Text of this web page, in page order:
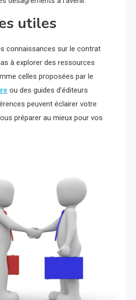
utiles
connaissances sur le contrat
à explorer des ressources
celles proposées par le
ou des guides d’éditeurs
peuvent éclairer votre
préparer au mieux pour vos